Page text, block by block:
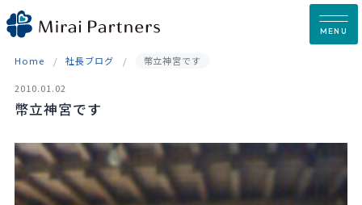
Skip
to
MENU
Home 社長ブログ 幣立神宮です
2010.01.02
幣立神宮です